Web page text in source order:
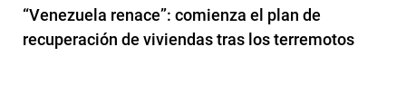
“Venezuela renace”: comienza el plan de
recuperación de viviendas tras los terremotos